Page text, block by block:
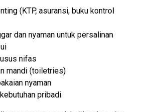
(KTP, asuransi, buku kontrol
dan nyaman untuk persalinan
nifas
mandi (toiletries)
nyaman
pribadi